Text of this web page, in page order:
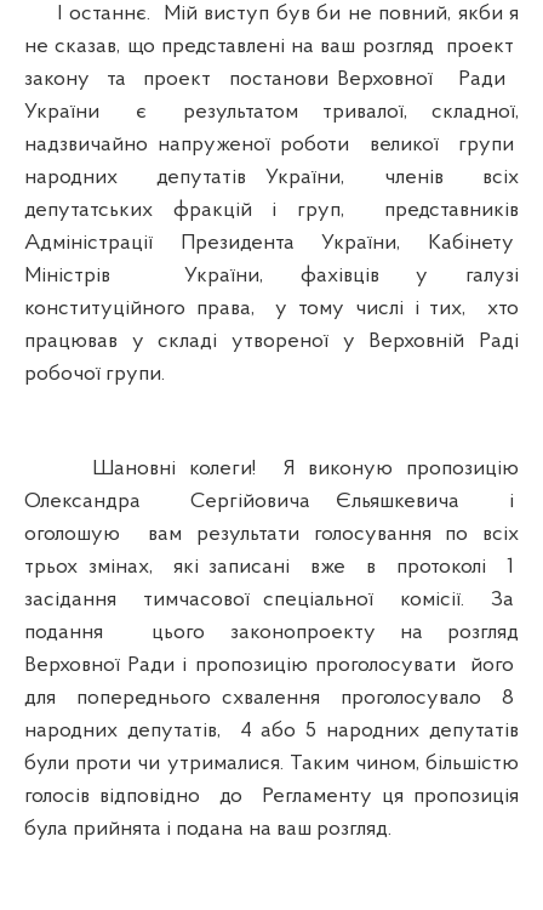
І останнє. Мій виступ був би не повний, якби я
не сказав, що представлені на ваш розгляд проект
закону та проект постанови Верховної Ради
України є результатом тривалої, складної,
надзвичайно напруженої роботи великої групи
народних депутатів України, членів всіх
депутатських фракцій і груп, представників
Адміністрації Президента України, Кабінету
Міністрів України, фахівців у галузі
конституційного права, у тому числі і тих, хто
працював у складі утвореної у Верховній Раді
робочої групи.
Шановні колеги! Я виконую пропозицію
Олександра Сергійовича Єльяшкевича і
оголошую вам результати голосування по всіх
трьох змінах, які записані вже в протоколі 1
засідання тимчасової спеціальної комісії. За
подання цього законопроекту на розгляд
Верховної Ради і пропозицію проголосувати його
для попереднього схвалення проголосувало 8
народних депутатів, 4 або 5 народних депутатів
були проти чи утрималися. Таким чином, більшістю
голосів відповідно до Регламенту ця пропозиція
була прийнята і подана на ваш розгляд.